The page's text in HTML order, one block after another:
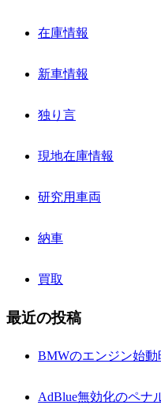
在庫情報
新車情報
独り言
現地在庫情報
研究用車両
納車
買取
最近の投稿
BMWのエンジン始
AdBlue無効化のペナ